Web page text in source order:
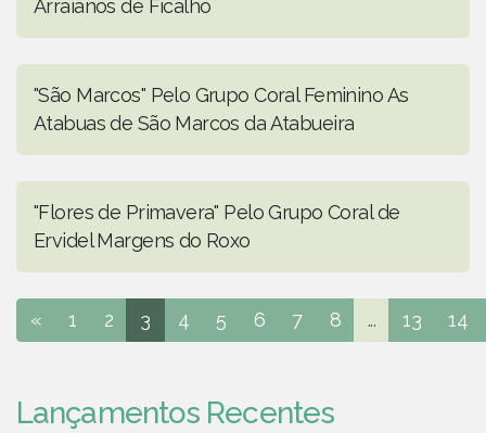
Arraianos de Ficalho
"São Marcos" Pelo Grupo Coral Feminino As
Atabuas de São Marcos da Atabueira
"Flores de Primavera" Pelo Grupo Coral de
Ervidel Margens do Roxo
« 1 2 3 4 5 6 7 8 ... 13 14
Lançamentos Recentes